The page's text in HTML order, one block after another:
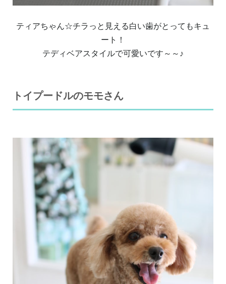
ティアちゃん☆チラっと見える白い歯がとってもキュ
ート！
テディベアスタイルで可愛いです～～♪
トイプードルのモモさん